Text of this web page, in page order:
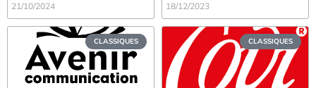
21/10/2024 18/12/2023
CLASSIQUES CLASSIQUES